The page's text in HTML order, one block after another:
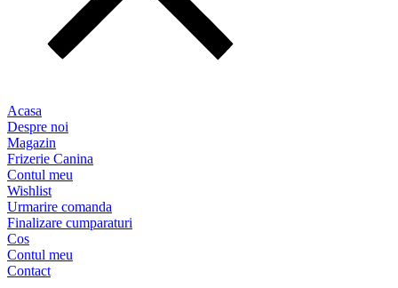
Acasa
Despre noi
Magazin
Frizerie Canina
Contul meu
Wishlist
Urmarire comanda
Finalizare cumparaturi
Cos
Contul meu
Contact